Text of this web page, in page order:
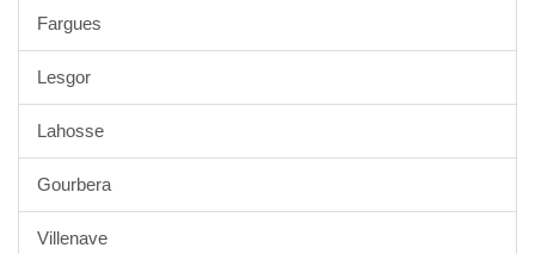
Fargues
Lesgor
Lahosse
Gourbera
Villenave